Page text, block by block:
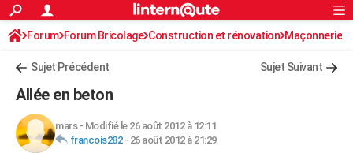
ACTUALITÉS
Politique
Société
Faits Divers
Education
Monde
Villes
+
FINANCE
Retraite
Impôts
Epargne
Immobilier
Risques naturels par ville
Banque
Assurance
Crédit
AUTO
Rechercher
S'inscrire
Connexion
Forum Forum Bricolage Construction et rénovation Maçonnerie
Sujet Précédent Sujet Suivant
Allée en beton
mars- Modifié le 26 août 2012 à 12:11
francois282- 26 août 2012 à 21:29